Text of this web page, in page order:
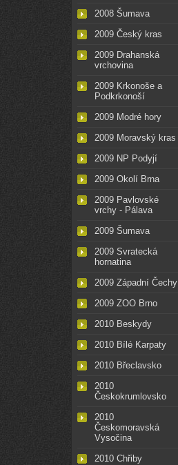
2008 Šumava
2009 Český kras
2009 Drahanská
vrchovina
2009 Krkonoše a
Podkrkonoší
2009 Modré hory
2009 Moravský kras
2009 NP Podyjí
2009 Okolí Brna
2009 Pavlovské
vrchy - Pálava
2009 Šumava
2009 Svratecká
hornatina
2009 Západní Čechy
2009 ZOO Brno
2010 Beskydy
2010 Bílé Karpaty
2010 Břeclavsko
2010
Českokrumlovsko
2010
Českomoravská
Vysočina
2010 Chřiby